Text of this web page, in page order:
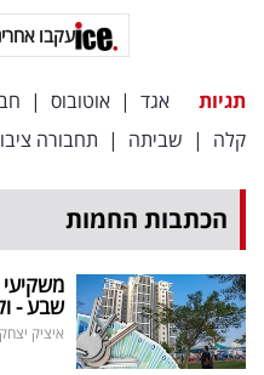
עקבו
תגיות אגד | אוטובוס |
קלה | שביתה | תחבורה
הכתבות החמות
שבע -
איציק